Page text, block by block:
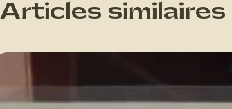
Articles similaires